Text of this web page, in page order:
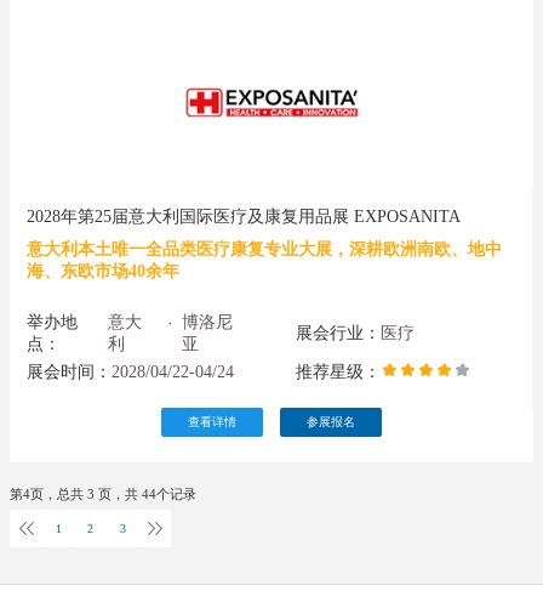
2028年第25届意大利国际医疗及康复用品展 EXPOSANITA
意大利本土唯一全品类医疗康复专业大展，深耕欧洲南欧、地中
海、东欧市场40余年
举办地
点：
意大
利
· 博洛尼
亚
展会行业： 医疗
展会时间：2028/04/22-04/24 推荐星级：
查看详情 参展报名
第4页，总共3 页，共44个记录
1 2 3